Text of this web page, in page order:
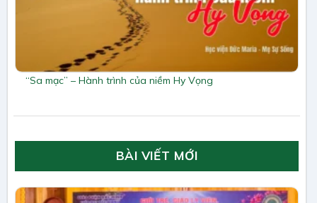
“Sa mạc” – Hành trình của niềm Hy Vọng
BÀI VIẾT MỚI